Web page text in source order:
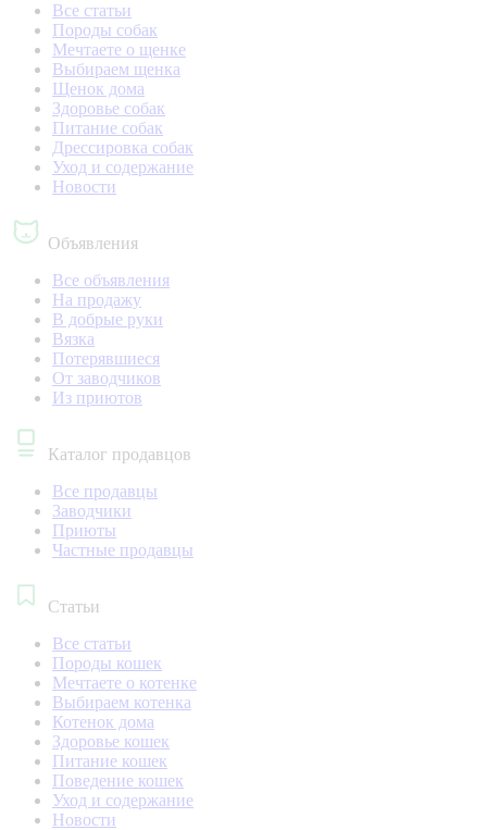
Все статьи
Породы собак
Мечтаете о щенке
Выбираем щенка
Щенок дома
Здоровье собак
Питание собак
Дрессировка собак
Уход и содержание
Новости
Объявления
Все объявления
На продажу
В добрые руки
Вязка
Потерявшиеся
От заводчиков
Из приютов
Каталог продавцов
Все продавцы
Заводчики
Приюты
Частные продавцы
Статьи
Все статьи
Породы кошек
Мечтаете о котенке
Выбираем котенка
Котенок дома
Здоровье кошек
Питание кошек
Поведение кошек
Уход и содержание
Новости